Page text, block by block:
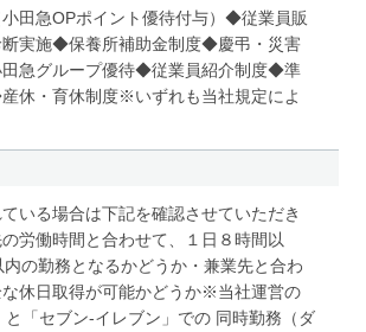
田急OPポイント優待付与）◆従業員販
実施◆保養所補助金制度◆慶弔・災害
急グループ優待◆従業員紹介制度◆準
休・育休制度※いずれも当社規定によ
いる場合は下記を確認させていただき
労働時間と合わせて、１日８時間以
の勤務となるかどうか・兼業先と合わ
休日取得が可能かどうか※当社運営の
と「セブン-イレブン」での 同時勤務（ダ